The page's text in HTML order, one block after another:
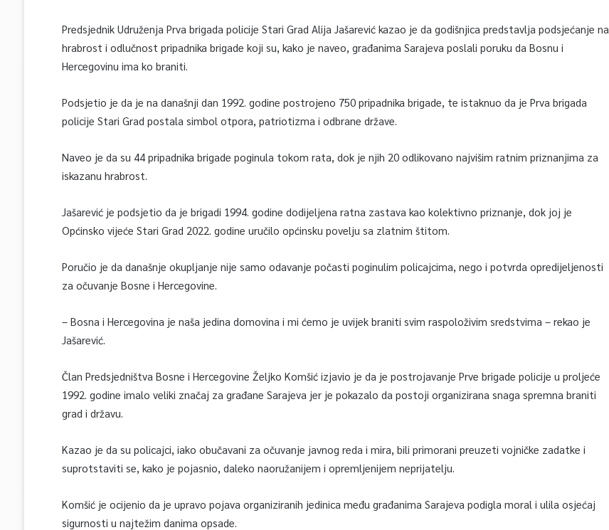
Predsjednik Udruženja Prva brigada policije Stari Grad Alija Jašarević kazao je da godišnjica predstavlja podsjećanje na
hrabrost i odlučnost pripadnika brigade koji su, kako je naveo, građanima Sarajeva poslali poruku da Bosnu i
Hercegovinu ima ko braniti.
Podsjetio je da je na današnji dan 1992. godine postrojeno 750 pripadnika brigade, te istaknuo da je Prva brigada
policije Stari Grad postala simbol otpora, patriotizma i odbrane države.
Naveo je da su 44 pripadnika brigade poginula tokom rata, dok je njih 20 odlikovano najvišim ratnim priznanjima za
iskazanu hrabrost.
Jašarević je podsjetio da je brigadi 1994. godine dodijeljena ratna zastava kao kolektivno priznanje, dok joj je
Općinsko vijeće Stari Grad 2022. godine uručilo općinsku povelju sa zlatnim štitom.
Poručio je da današnje okupljanje nije samo odavanje počasti poginulim policajcima, nego i potvrda opredijeljenosti
za očuvanje Bosne i Hercegovine.
– Bosna i Hercegovina je naša jedina domovina i mi ćemo je uvijek braniti svim raspoloživim sredstvima – rekao je
Jašarević.
Član Predsjedništva Bosne i Hercegovine Željko Komšić izjavio je da je postrojavanje Prve brigade policije u proljeće
1992. godine imalo veliki značaj za građane Sarajeva jer je pokazalo da postoji organizirana snaga spremna braniti
grad i državu.
Kazao je da su policajci, iako obučavani za očuvanje javnog reda i mira, bili primorani preuzeti vojničke zadatke i
suprotstaviti se, kako je pojasnio, daleko naoružanijem i opremljenijem neprijatelju.
Komšić je ocijenio da je upravo pojava organiziranih jedinica među građanima Sarajeva podigla moral i ulila osjećaj
sigurnosti u najtežim danima opsade.